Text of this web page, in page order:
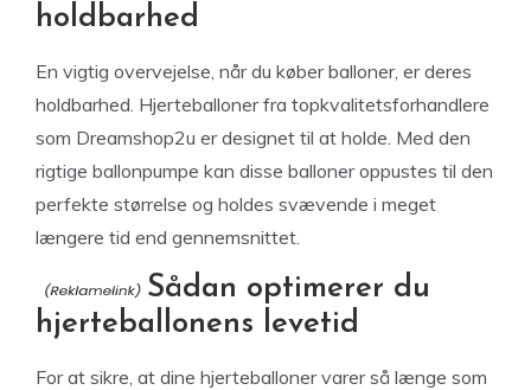
holdbarhed
En vigtig overvejelse, når du køber balloner, er deres
holdbarhed. Hjerteballoner fra topkvalitetsforhandlere
som Dreamshop2u er designet til at holde. Med den
rigtige ballonpumpe kan disse balloner oppustes til den
perfekte størrelse og holdes svævende i meget
længere tid end gennemsnittet.
Sådan optimerer du
hjerteballonens levetid
For at sikre, at dine hjerteballoner varer så længe som